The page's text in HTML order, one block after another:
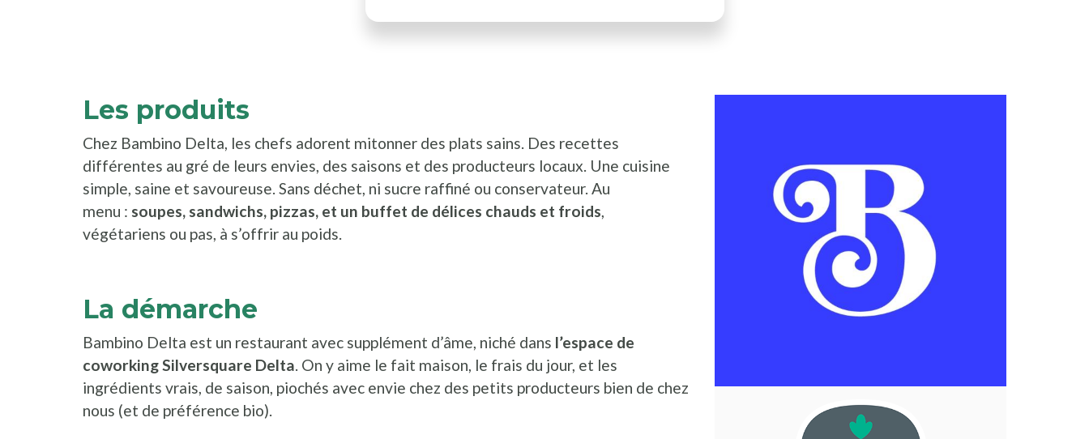
Les produits
Chez Bambino Delta, les chefs adorent mitonner des plats sains. Des recettes
différentes au gré de leurs envies, des saisons et des producteurs locaux. Une cuisine
simple, saine et savoureuse. Sans déchet, ni sucre raffiné ou conservateur. Au
menu : soupes, sandwichs, pizzas, et un buffet de délices chauds et froids,
végétariens ou pas, à s’offrir au poids.
La démarche
Bambino Delta est un restaurant avec supplément d’âme, niché dans l’espace de
coworking Silversquare Delta. On y aime le fait maison, le frais du jour, et les
ingrédients vrais, de saison, piochés avec envie chez des petits producteurs bien de chez
nous (et de préférence bio).